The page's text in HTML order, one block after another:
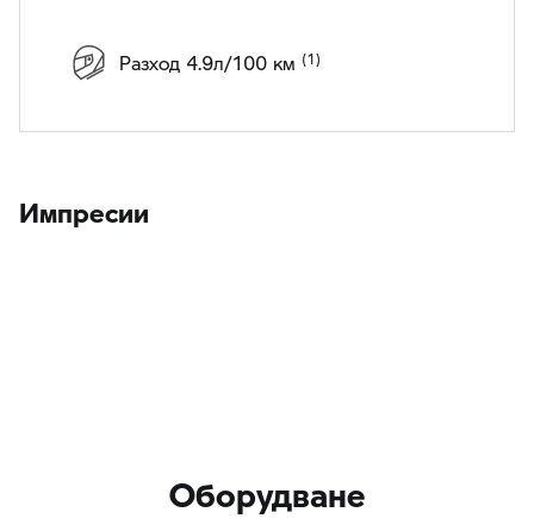
Разход 4.9л/100 км
Импресии
Оборудване